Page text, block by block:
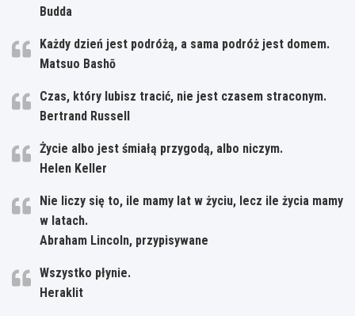
Budda
Każdy dzień jest podróżą, a sama podróż jest domem.
Matsuo Bashō
Czas, który lubisz tracić, nie jest czasem straconym.
Bertrand Russell
Życie albo jest śmiałą przygodą, albo niczym.
Helen Keller
Nie liczy się to, ile mamy lat w życiu, lecz ile życia mamy
w latach.
Abraham Lincoln, przypisywane
Wszystko płynie.
Heraklit